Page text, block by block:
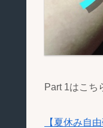
Part 1はこち
【夏休み自